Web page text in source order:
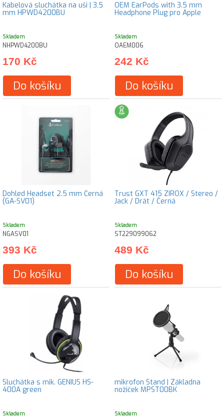
Kabelová sluchátka na uši | 3,5
mm HPWD4200BU
Skladem
NHPWD4200BU
170 Kč
Do košíku
OEM EarPods with 3.5 mm
Headphone Plug pro Apple
Skladem
OAEM006
242 Kč
Do košíku
Dohled Headset 2.5 mm Černá
(GA-SV01)
Skladem
NGASV01
393 Kč
Do košíku
Trust GXT 415 ZIROX / Stereo /
Jack / Drát / Černá
Skladem
ST229099062
489 Kč
Do košíku
Sluchátka s mik. GENIUS HS-
400A green
Skladem
mikrofon Stand | Základna
nožiček MPST00BK
Skladem